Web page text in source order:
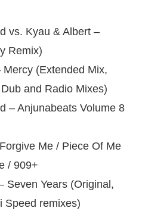
vs. Kyau & Albert –
Remix)
(Extended Mix,
and Radio Mixes)
– Anjunabeats Volume 8
Me / Piece Of Me
/ 909+
Seven Years (Original,
Speed remixes)